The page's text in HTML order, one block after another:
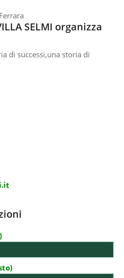
SELMI organizza
di successi,una storia di